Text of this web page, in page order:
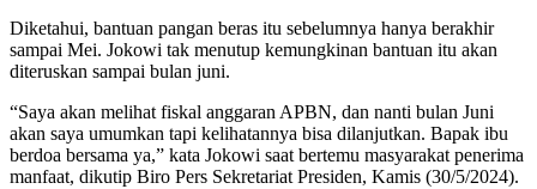
Diketahui, bantuan pangan beras itu sebelumnya hanya berakhir
sampai Mei. Jokowi tak menutup kemungkinan bantuan itu akan
diteruskan sampai bulan juni.
“Saya akan melihat fiskal anggaran APBN, dan nanti bulan Juni
akan saya umumkan tapi kelihatannya bisa dilanjutkan. Bapak ibu
berdoa bersama ya,” kata Jokowi saat bertemu masyarakat penerima
manfaat, dikutip Biro Pers Sekretariat Presiden, Kamis (30/5/2024).